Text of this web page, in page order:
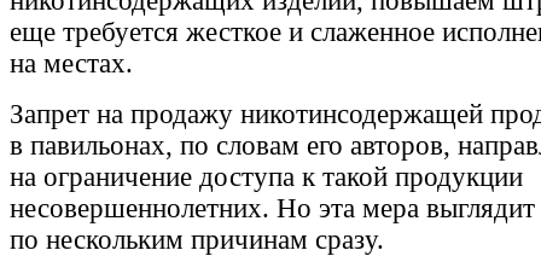
еще требуется жесткое и слаженное
на местах.
Запрет на продажу никотинсодержащей
в павильонах, по словам его авторов,
на ограничение доступа к такой продукции
несовершеннолетних. Но эта мера
по нескольким причинам сразу.